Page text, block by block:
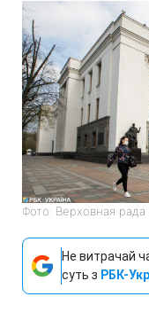
Фото: Верховная
Не витрачай
суть з РБК-